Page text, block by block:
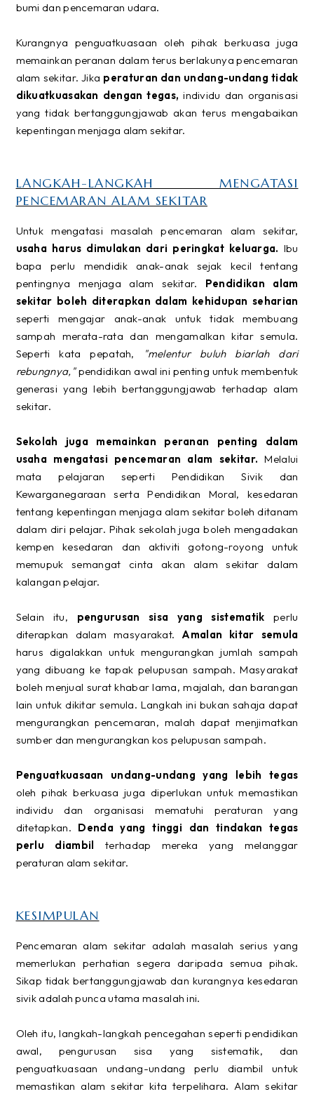
bumi dan pencemaran udara.
Kurangnya penguatkuasaan oleh pihak berkuasa juga
memainkan peranan dalam terus berlakunya pencemaran
alam sekitar. Jika peraturan dan undang-undang tidak
dikuatkuasakan dengan tegas, individu dan organisasi
yang tidak bertanggungjawab akan terus mengabaikan
kepentingan menjaga alam sekitar.
LANGKAH-LANGKAH MENGATASI
PENCEMARAN ALAM SEKITAR
Untuk mengatasi masalah pencemaran alam sekitar,
usaha harus dimulakan dari peringkat keluarga. Ibu
bapa perlu mendidik anak-anak sejak kecil tentang
pentingnya menjaga alam sekitar. Pendidikan alam
sekitar boleh diterapkan dalam kehidupan seharian
seperti mengajar anak-anak untuk tidak membuang
sampah merata-rata dan mengamalkan kitar semula.
Seperti kata pepatah,
"melentur buluh biarlah dari
rebungnya,"pendidikan awal ini penting untuk membentuk
generasi yang lebih bertanggungjawab terhadap alam
sekitar.
Sekolah juga memainkan peranan penting dalam
usaha mengatasi pencemaran alam sekitar.Melalui
mata pelajaran seperti Pendidikan Sivik dan
Kewarganegaraan serta Pendidikan Moral, kesedaran
tentang kepentingan menjaga alam sekitar boleh ditanam
dalam diri pelajar. Pihak sekolah juga boleh mengadakan
kempen kesedaran dan aktiviti gotong-royong untuk
memupuk semangat cinta akan alam sekitar dalam
kalangan pelajar.
Selain itu, pengurusan sisa yang sistematik perlu
diterapkan dalam masyarakat. Amalan kitar semula
harus digalakkan untuk mengurangkan jumlah sampah
yang dibuang ke tapak pelupusan sampah. Masyarakat
boleh menjual surat khabar lama, majalah, dan barangan
lain untuk dikitar semula. Langkah ini bukan sahaja dapat
mengurangkan pencemaran, malah dapat menjimatkan
sumber dan mengurangkan kos pelupusan sampah.
Penguatkuasaan undang-undang yang lebih tegas
oleh pihak berkuasa juga diperlukan untuk memastikan
individu dan organisasi mematuhi peraturan yang
ditetapkan. Denda yang tinggi dan tindakan tegas
perlu diambil terhadap mereka yang melanggar
peraturan alam sekitar.
KESIMPULAN
Pencemaran alam sekitar adalah masalah serius yang
memerlukan perhatian segera daripada semua pihak.
Sikap tidak bertanggungjawab dan kurangnya kesedaran
sivik adalah punca utama masalah ini.
Oleh itu, langkah-langkah pencegahan seperti pendidikan
awal, pengurusan sisa yang sistematik, dan
penguatkuasaan undang-undang perlu diambil untuk
memastikan alam sekitar kita terpelihara. Alam sekitar